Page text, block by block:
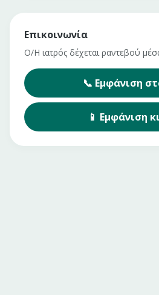
Επικοινωνία
Ο/Η ιατρός δέχεται ραντεβού
📞 Εμφάνιση
📱 Εμφάνιση